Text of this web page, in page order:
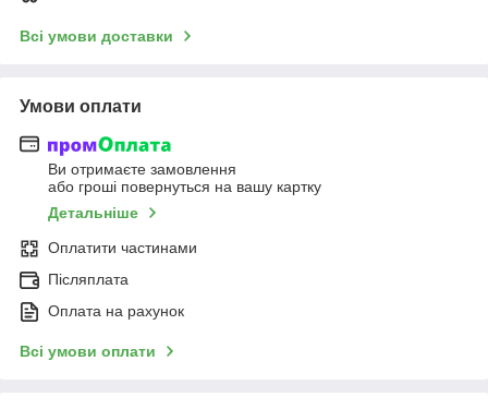
Всі умови доставки
Умови оплати
Ви отримаєте замовлення
або гроші повернуться на вашу картку
Детальніше
Оплатити частинами
Післяплата
Оплата на рахунок
Всі умови оплати